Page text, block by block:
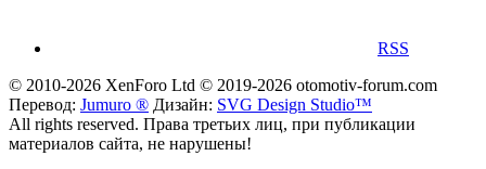
RSS
© 2010-2026 XenForo Ltd © 2019-2026 otomotiv-forum.com
Перевод: Jumuro ® Дизайн: SVG Design Studio™
All rights reserved. Права третьих лиц, при публикации
материалов сайта, не нарушены!